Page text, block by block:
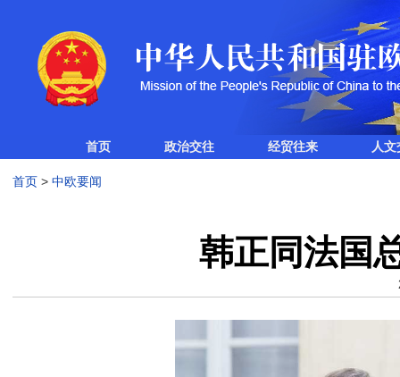
首页 政治交往 经贸往来 人
首页> 中欧要闻
韩正同法国